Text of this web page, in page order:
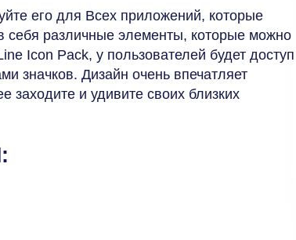
его для Всех приложений, которые
себя различные элементы, которые можно
Icon Pack, у пользователей будет доступ
значков. Дизайн очень впечатляет
и удивите своих близких